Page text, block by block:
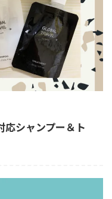
応シャンプー＆ト